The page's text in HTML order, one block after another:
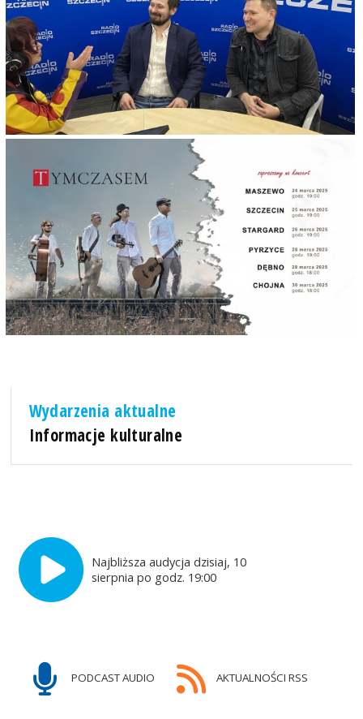
Wydarzenia aktualne
Informacje kulturalne
Najbliższa audycja dzisiaj, 10
sierpnia po godz. 19:00
PODCAST AUDIO AKTUALNOŚCI RSS